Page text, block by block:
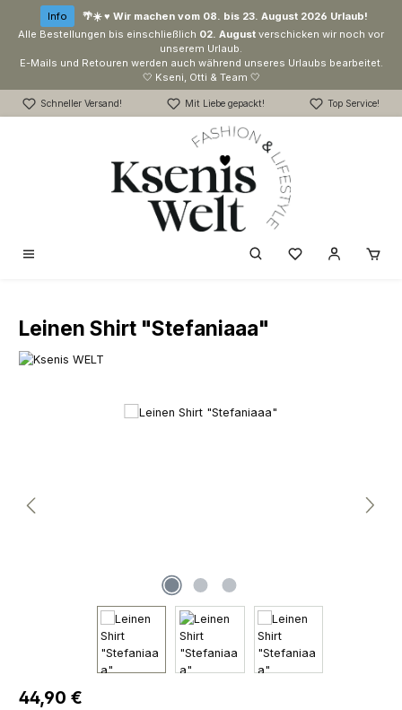
Zum Hauptinhalt springen
Info
🌴☀️ ♥ Wir machen vom 08. bis 23. August 2026 Urlaub!
Alle Bestellungen bis einschließlich 02. August verschicken wir noch vor
unserem Urlaub.
E-Mails und Retouren werden auch während unseres Urlaubs bearbeitet.
🤍 Kseni, Otti & Team 🤍
Schneller Versand! Mit Liebe gepackt! Top Service!
Du hast 0
Leinen Shirt "Stefaniaaa"
Bildergalerie überspringen
Regulärer Preis:
44,90 €